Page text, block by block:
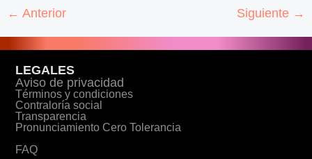
← Anterior Siguiente →
LEGALES
Aviso de privacidad
Términos y condiciones
Contraloría social
Transparencia
Pronunciamiento Cero Tolerancia
FAQ